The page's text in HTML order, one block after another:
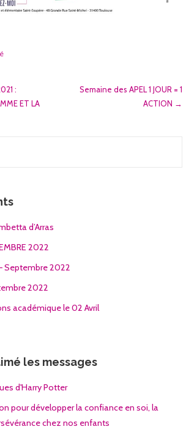
:
ET LA
Semaine des APEL 1 JOUR = 1
ACTION →
d’Arras
2022
Septembre 2022
2022
académique le 02 Avril
les messages
d'Harry Potter
pour développer la confiance en soi, la
chez nos enfants